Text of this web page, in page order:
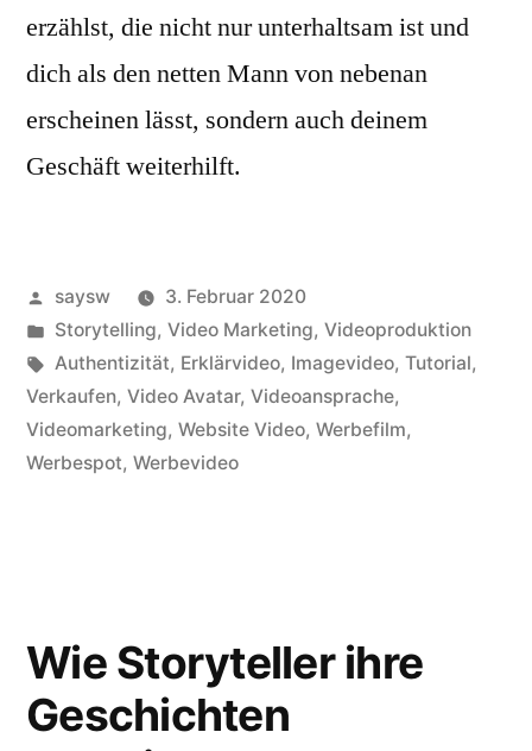
erzählst, die nicht nur unterhaltsam ist und
dich als den netten Mann von nebenan
erscheinen lässt, sondern auch deinem
Geschäft weiterhilft.
Veröffentlicht
von
saysw
3. Februar 2020
Veröffentlicht
in
Storytelling, Video Marketing, Videoproduktion
Schlagwörter:
Authentizität, Erklärvideo, Imagevideo, Tutorial,
Verkaufen, Video Avatar, Videoansprache,
Videomarketing, Website Video, Werbefilm,
Werbespot, Werbevideo
Wie Storyteller ihre
Geschichten